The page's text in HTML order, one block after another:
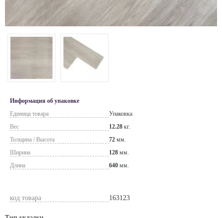
Информация об упаковке
Единица товара
Упаковка
Вес
12.28 кг.
Толщина / Высота
72 мм.
Ширина
128 мм.
Длина
640 мм.
код товара 163123